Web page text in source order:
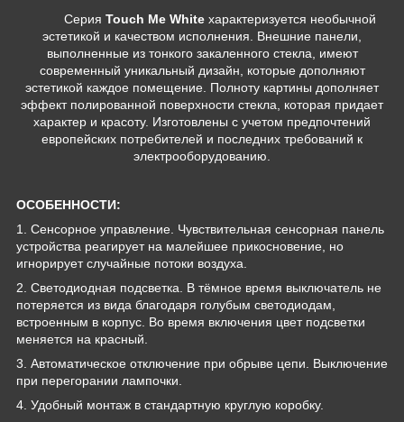
Серия Touch Me White характеризуется необычной
эстетикой и качеством исполнения. Внешние панели,
выполненные из тонкого закаленного стекла, имеют
современный уникальный дизайн, которые дополняют
эстетикой каждое помещение. Полноту картины дополняет
эффект полированной поверхности стекла, которая придает
характер и красоту. Изготовлены с учетом предпочтений
европейских потребителей и последних требований к
электрооборудованию.
ОСОБЕННОСТИ:
1. Сенсорное управление. Чувствительная сенсорная панель
устройства реагирует на малейшее прикосновение, но
игнорирует случайные потоки воздуха.
2. Светодиодная подсветка. В тёмное время выключатель не
потеряется из вида благодаря голубым светодиодам,
встроенным в корпус. Во время включения цвет подсветки
меняется на красный.
3. Автоматическое отключение при обрыве цепи. Выключение
при перегорании лампочки.
4. Удобный монтаж в стандартную круглую коробку.